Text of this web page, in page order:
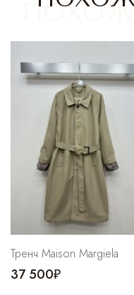
Тренч Maison Margiela
37 500₽
Cпортивные брюки
Комбинезоны